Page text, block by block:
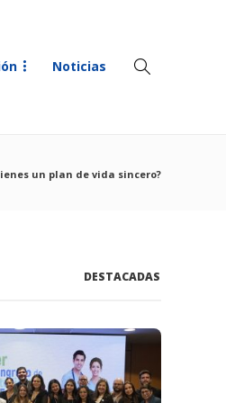
Noticias
un plan de vida sincero?
DESTACADAS